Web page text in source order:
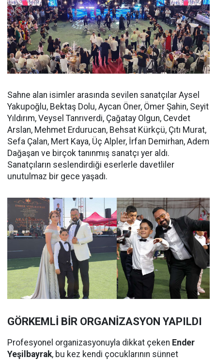
Sahne alan isimler arasında sevilen sanatçılar Aysel
Yakupoğlu, Bektaş Dolu, Aycan Öner, Ömer Şahin, Seyit
Yıldırım, Veysel Tanrıverdi, Çağatay Olgun, Cevdet
Arslan, Mehmet Erdurucan, Behsat Kürkçü, Çıtı Murat,
Sefa Çalan, Mert Kaya, Üç Alpler, İrfan Demirhan, Adem
Dağaşan ve birçok tanınmış sanatçı yer aldı.
Sanatçıların seslendirdiği eserlerle davetliler
unutulmaz bir gece yaşadı.
GÖRKEMLİ BİR ORGANİZASYON YAPILDI
Profesyonel organizasyonuyla dikkat çeken Ender
Yeşilbayrak, bu kez kendi çocuklarının sünnet